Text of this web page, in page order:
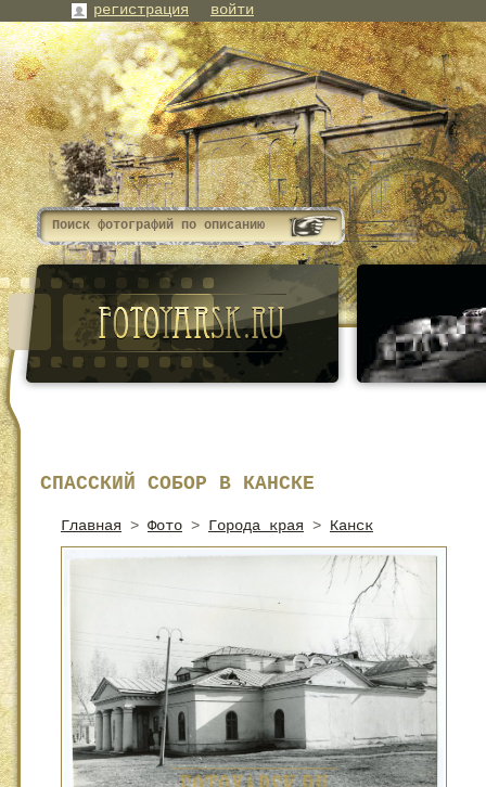
СПАССКИЙ СОБОР В КАНСКЕ
Главная > Фото > Города края > Канск
регистрация войти